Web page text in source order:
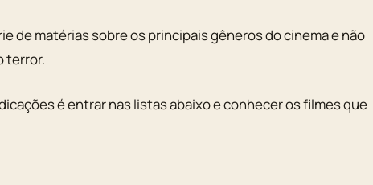
de matérias sobre os principais gêneros do cinema e não
terror.
é entrar nas listas abaixo e conhecer os filmes que